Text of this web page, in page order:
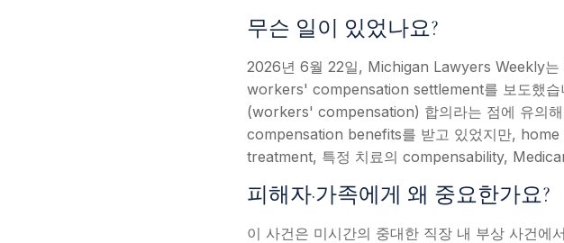
무슨 일이 있었나요?
2026년 6월 22일, Michigan Lawyers Weekly
workers' compensation settlement를 보도했
(workers' compensation) 합의라는 점에 유의
compensation benefits를 받고 있었지만,
treatment, 특정 치료의 compensability,
피해자·가족에게 왜 중요한가요?
이 사건은 미시간의 중대한 직장 내 부상 사건